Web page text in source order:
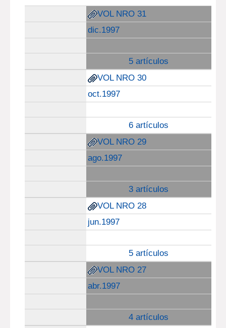
VOL NRO 31
dic.1997
5 artículos
VOL NRO 30
oct.1997
6 artículos
VOL NRO 29
ago.1997
3 artículos
VOL NRO 28
jun.1997
5 artículos
VOL NRO 27
abr.1997
4 artículos